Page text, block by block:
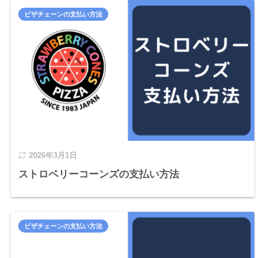
2026年3月1日
ストロベリーコーンズの支払い方法
ピザチェーンの支払い方法
ピザチェーンの支払い方法